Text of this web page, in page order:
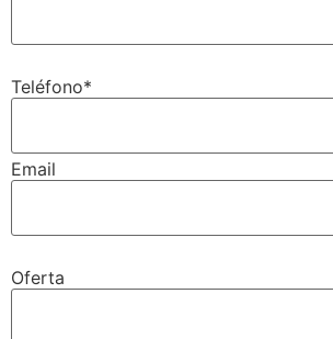
Teléfono*
Email
Oferta